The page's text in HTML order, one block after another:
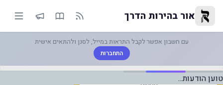
|--| | אור בהירות הדרך
אור בהירות הדרך
עם חשבון אפשר לקבל התראות במייל, לסנן ולהתאים אישית
התחברות
טוען הודעות...